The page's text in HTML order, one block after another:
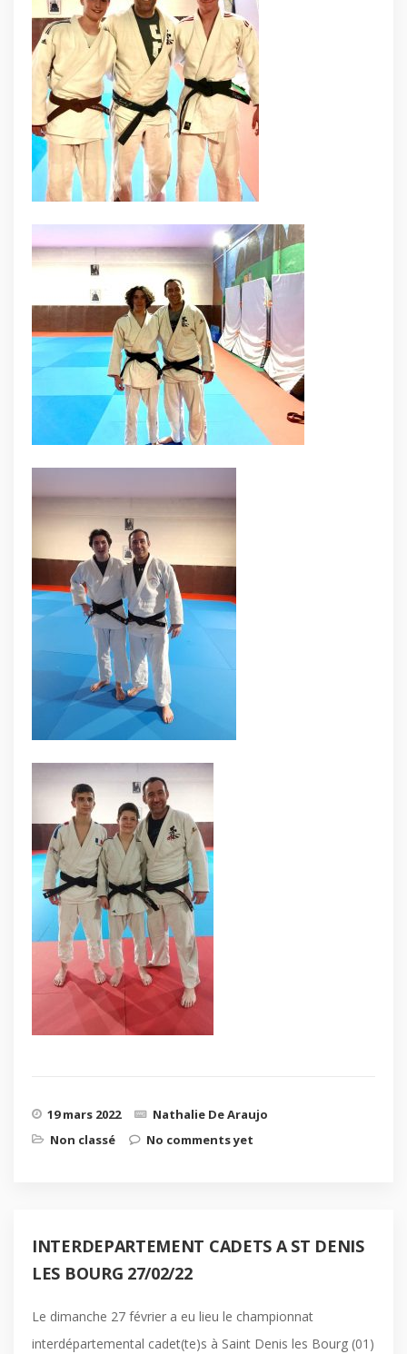
19 mars 2022
Nathalie De Araujo
Non classé
No comments yet
INTERDEPARTEMENT CADETS A ST DENIS
LES BOURG 27/02/22
Le dimanche 27 février a eu lieu le championnat
interdépartemental cadet(te)s à Saint Denis les Bourg (01)